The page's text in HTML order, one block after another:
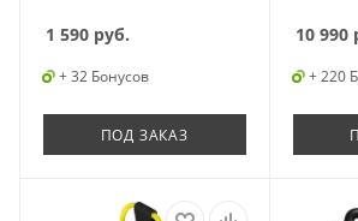
1 590 руб.
+ 32 Бонусов
ПОД ЗАКАЗ
10 990
+ 220